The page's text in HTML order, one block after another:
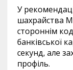
У
шахрайства
стороннім
банківської
секунд, але
профіль.